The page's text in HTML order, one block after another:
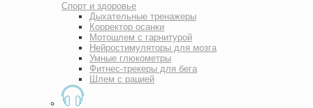
Спорт и здоровье
Дыхательные тренажеры
Корректор осанки
Мотошлем с гарнитурой
Нейростимуляторы для мозга
Умные глюкометры
Фитнес-трекеры для бега
Шлем с рацией